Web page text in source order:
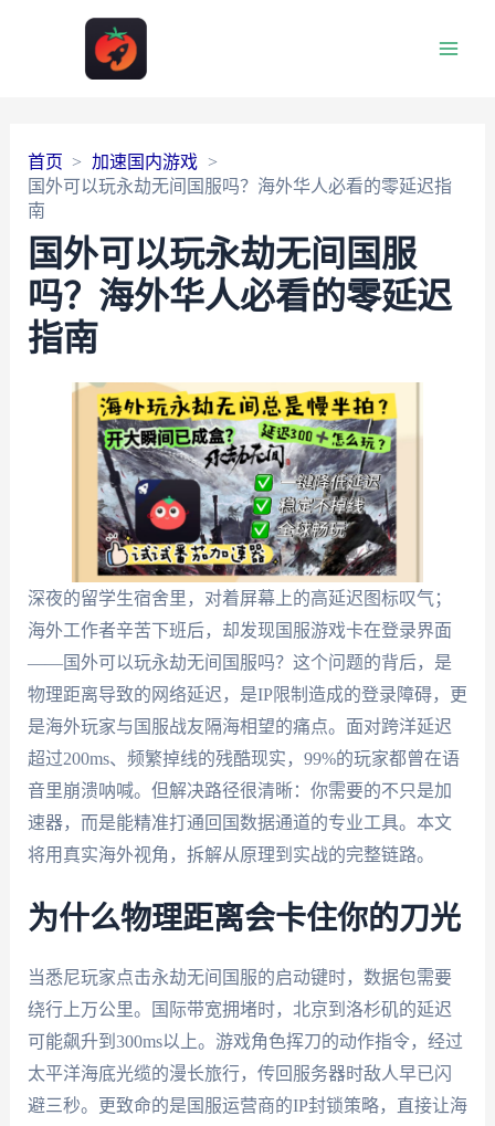
首页
加速国内游戏
国外可以玩永劫无间国服吗？海外华人必看的零延迟指
南
国外可以玩永劫无间国服
吗？海外华人必看的零延迟
指南
深夜的留学生宿舍里，对着屏幕上的高延迟图标叹气；
海外工作者辛苦下班后，却发现国服游戏卡在登录界面
——国外可以玩永劫无间国服吗？这个问题的背后，是
物理距离导致的网络延迟，是IP限制造成的登录障碍，更
是海外玩家与国服战友隔海相望的痛点。面对跨洋延迟
超过200ms、频繁掉线的残酷现实，99%的玩家都曾在语
音里崩溃呐喊。但解决路径很清晰：你需要的不只是加
速器，而是能精准打通回国数据通道的专业工具。本文
将用真实海外视角，拆解从原理到实战的完整链路。
为什么物理距离会卡住你的刀光
当悉尼玩家点击永劫无间国服的启动键时，数据包需要
绕行上万公里。国际带宽拥堵时，北京到洛杉矶的延迟
可能飙升到300ms以上。游戏角色挥刀的动作指令，经过
太平洋海底光缆的漫长旅行，传回服务器时敌人早已闪
避三秒。更致命的是国服运营商的IP封锁策略，直接让海